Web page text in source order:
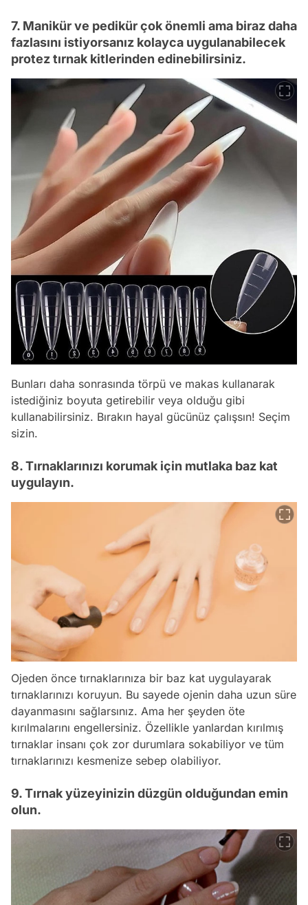
7. Manikür ve pedikür çok önemli ama biraz daha
fazlasını istiyorsanız kolayca uygulanabilecek
protez tırnak kitlerinden edinebilirsiniz.
Bunları daha sonrasında törpü ve makas kullanarak
istediğiniz boyuta getirebilir veya olduğu gibi
kullanabilirsiniz. Bırakın hayal gücünüz çalışsın! Seçim
sizin.
8. Tırnaklarınızı korumak için mutlaka baz kat
uygulayın.
Ojeden önce tırnaklarınıza bir baz kat uygulayarak
tırnaklarınızı koruyun. Bu sayede ojenin daha uzun süre
dayanmasını sağlarsınız. Ama her şeyden öte
kırılmalarını engellersiniz. Özellikle yanlardan kırılmış
tırnaklar insanı çok zor durumlara sokabiliyor ve tüm
tırnaklarınızı kesmenize sebep olabiliyor.
9. Tırnak yüzeyinizin düzgün olduğundan emin
olun.